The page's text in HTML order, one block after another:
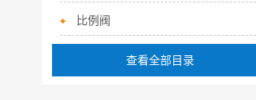
比例阀
查看全部目录